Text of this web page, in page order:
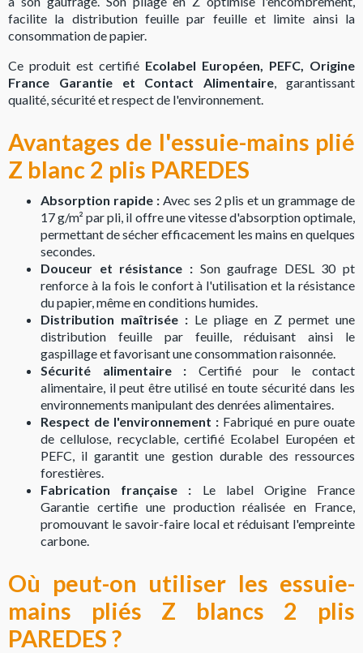
facilite la distribution feuille par feuille et limite ainsi la
consommation de papier.
Ce produit est certifié Ecolabel Européen, PEFC, Origine
France Garantie et Contact Alimentaire , garantissant
qualité, sécurité et respect de l'environnement.
Avantages de l'essuie-mains plié
Z blanc 2 plis PAREDES
Absorption rapide :Avec ses 2 plis et un grammage de
17 g/m² par pli, il offre une vitesse d'absorption optimale,
permettant de sécher efficacement les mains en quelques
secondes.
Douceur et résistance :Son gaufrage DESL 30 pt
renforce à la fois le confort à l'utilisation et la résistance
du papier, même en conditions humides.
Distribution maîtrisée : Le pliage en Z permet une
distribution feuille par feuille, réduisant ainsi le
gaspillage et favorisant une consommation raisonnée.
Sécurité alimentaire : Certifié pour le contact
alimentaire, il peut être utilisé en toute sécurité dans les
environnements manipulant des denrées alimentaires.
Respect de l'environnement : Fabriqué en pure ouate
de cellulose, recyclable, certifié Ecolabel Européen et
PEFC, il garantit une gestion durable des ressources
forestières.
Fabrication française : Le label Origine France
Garantie certifie une production réalisée en France,
promouvant le savoir-faire local et réduisant l'empreinte
carbone.
Où peut-on utiliser les essuie-
mains pliés Z blancs 2 plis
PAREDES ?